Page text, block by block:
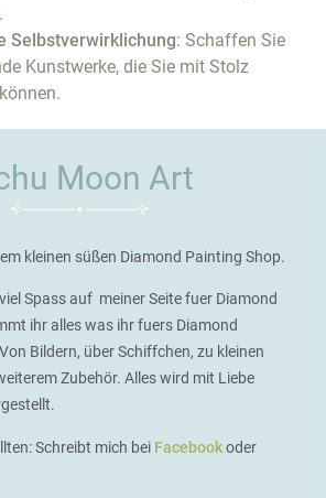
Selbstverwirklichung: Schaffen Sie
Kunstwerke, die Sie mit Stolz
Moon Art
kleinen süßen Diamond Painting Shop.
Spass auf meiner Seite fuer Diamond
ihr alles was ihr fuers Diamond
Bildern, über Schiffchen, zu kleinen
Zubehör. Alles wird mit Liebe
Schreibt mich bei Facebookoder